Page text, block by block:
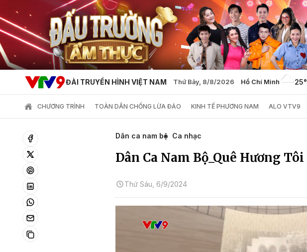
ĐÀI TRUYỀN HÌNH VIỆT NAM Thứ Bảy, 8/8/2026 Hồ Chí Minh 25°
CHƯƠNG TRÌNH TOÀN DÂN CHỐNG LỪA ĐẢO KINH TẾ PHƯƠNG NAM ALO VTV9
Dân ca nam bộ Ca nhạc
Dân Ca Nam Bộ_Quê Hương Tôi
Thứ Sáu, 6/9/2024